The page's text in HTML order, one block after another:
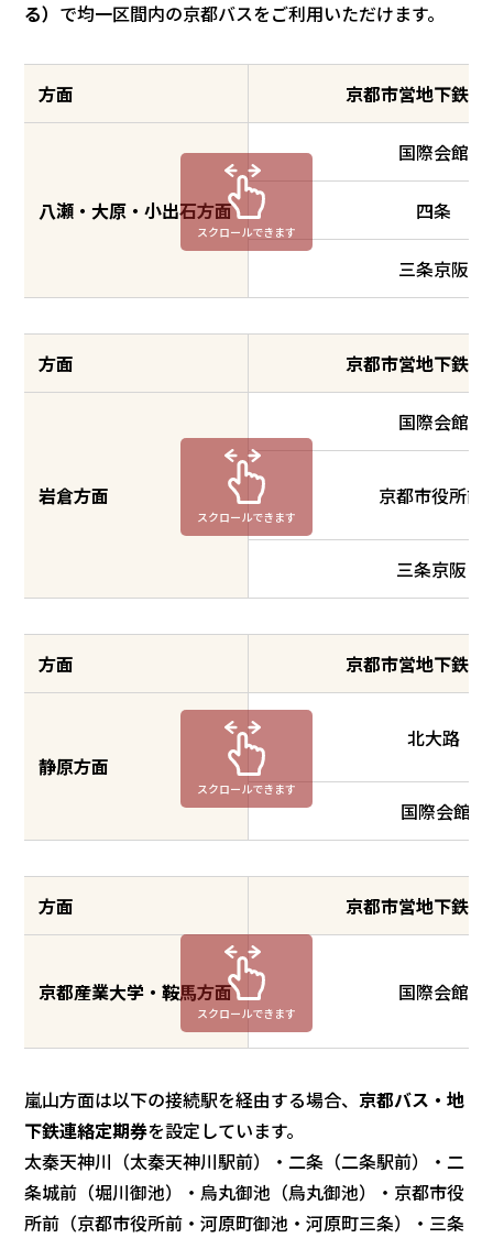
る） で均一区間内の京都バスをご利用いただけます。
方面 京都市営地下鉄接
八瀬・大原・小出石方面
国際会館
四条
三条京阪
スクロールできます
方面 京都市営地下鉄接
岩倉方面
国際会館
京都市役所前
三条京阪
スクロールできます
方面 京都市営地下鉄接
静原方面
北大路
国際会館
スクロールできます
方面 京都市営地下鉄接
京都産業大学・鞍馬方面 国際会館
スクロールできます
嵐山方面は以下の接続駅を経由する場合、京都バス・地
下鉄連絡定期券を設定しています。
太秦天神川（太秦天神川駅前）・二条（二条駅前）・二
条城前（堀川御池）・烏丸御池（烏丸御池）・京都市役
所前（京都市役所前・河原町御池・河原町三条）・三条